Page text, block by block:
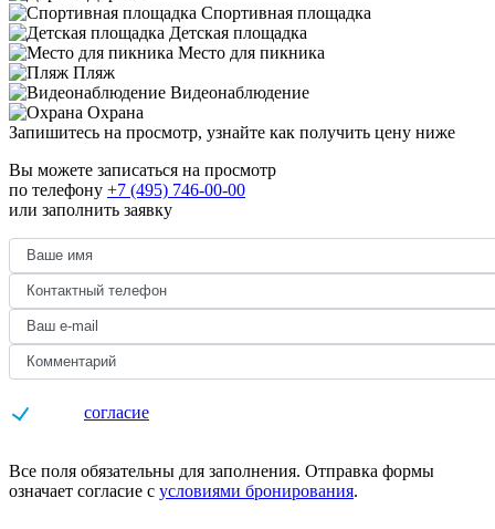
Спортивная площадка
Детская площадка
Место для пикника
Пляж
Видеонаблюдение
Охрана
Запишитесь на просмотр, узнайте как получить цену ниже
Вы можете записаться на просмотр
по телефону +7 (495) 746-00-00
или заполнить заявку
согласие
Все поля обязательны для заполнения. Отправка формы
означает согласие с условиями бронирования.